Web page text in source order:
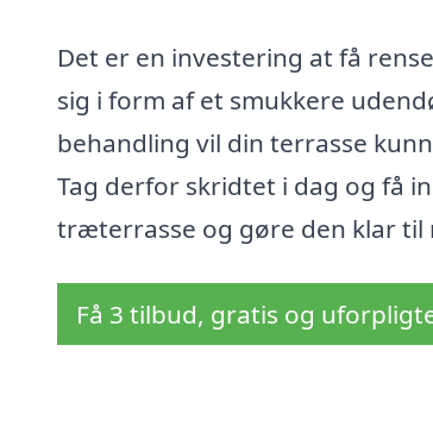
Det er en investering at få
sig i form af et smukkere
behandling vil din terrasse
Tag derfor skridtet i dag og få
træterrasse og gøre den klar til
Få 3 tilbud, gratis og